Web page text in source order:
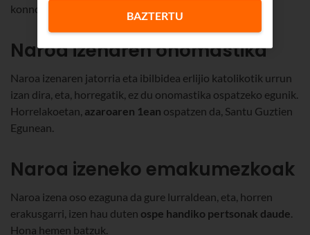
konnotazio bat da hau ere.
Naroa izenaren onomastika
Naroa izenaren jatorria eta ibilbidea erlijio katolikotik urrun
izan dira, eta, horregatik, ez du onomastika ospatzeko egunik.
Horrelakoetan, azaroaren 1ean ospatzen da, Santu Guztien
Egunean.
Naroa izeneko emakumezkoak
Naroa izena oso ezaguna da gure lurraldean, eta, horren
erakusgarri, izen hau duten ospe handiko pertsonak daude.
Hona hemen batzuk.
BAZTERTU